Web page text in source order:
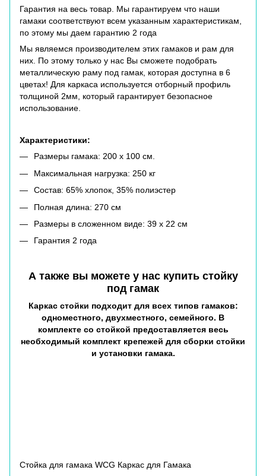
Гарантия на весь товар. Мы гарантируем что наши
гамаки соответствуют всем указанным характеристикам,
по этому мы даем гарантию 2 года
Мы являемся производителем этих гамаков и рам для
них. По этому только у нас Вы сможете подобрать
металлическую раму под гамак, которая доступна в 6
цветах! Для каркаса используется отборный профиль
толщиной 2мм, который гарантирует безопасное
использование.
Характеристики:
Размеры гамака: 200 х 100 см.
Максимальная нагрузка: 250 кг
Состав: 65% хлопок, 35% полиэстер
Полная длина: 270 см
Размеры в сложенном виде: 39 х 22 см
Гарантия 2 года
А также вы можете у нас купить стойку
под гамак
Каркас стойки подходит для всех типов гамаков:
одноместного, двухместного, семейного. В
комплекте со стойкой предоставляется весь
необходимый комплект крепежей для сборки стойки
и установки гамака.
Стойка для гамака WCG Каркас для Гамака